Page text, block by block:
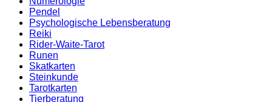
Pendel
Psychologische Lebensberatung
Reiki
Rider-Waite-Tarot
Runen
Skatkarten
Steinkunde
Tarotkarten
Tierberatung